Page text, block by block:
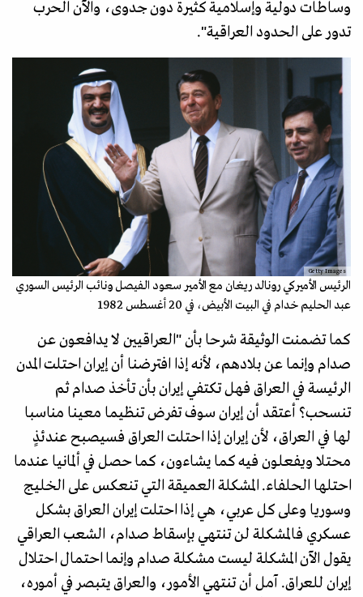
وساطات دولية وإسلامية كثيرة دون جدوى، والآن الحرب
تدور على الحدود العراقية".
Getty Images
الرئيس الأميركي رونالد ريغان مع الأمير سعود الفيصل ونائب الرئيس السوري
عبد الحليم خدام في البيت الأبيض، في 20 أغسطس 1982
كما تضمنت الوثيقة شرحا بأن "العراقيين لا يدافعون عن
صدام وإنما عن بلادهم، لأنه إذا افترضنا أن إيران احتلت المدن
الرئيسة في العراق فهل تكتفي إيران بأن تأخذ صدام ثم
تنسحب؟ أعتقد أن إيران سوف تفرض تنظيما معينا مناسبا
لها في العراق، لأن إيران إذا احتلت العراق فسيصبح عندئذٍ
محتلا ويفعلون فيه كما يشاءون، كما حصل في ألمانيا عندما
احتلها الحلفاء. المشكلة العميقة التي تنعكس على الخليج
وسوريا وعلى كل عربي، هي إذا احتلت إيران العراق بشكل
عسكري فالمشكلة لن تنتهي بإسقاط صدام، الشعب العراقي
يقول الآن المشكلة ليست مشكلة صدام وإنما احتمال احتلال
إيران للعراق. آمل أن تنتهي الأمور، والعراق يتبصر في أموره،